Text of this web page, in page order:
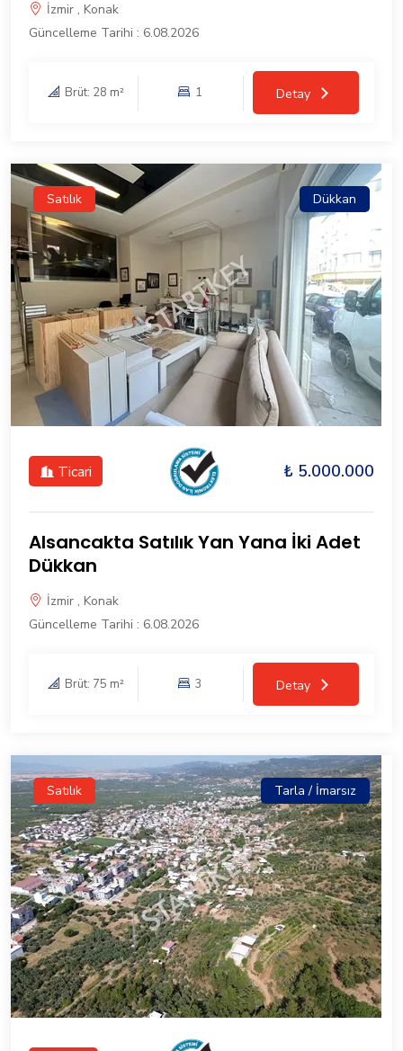
İzmir , Konak
Güncelleme Tarihi : 6.08.2026
Brüt: 28 m² 1 Detay
Satılık Dükkan
Ticari ₺ 5.000.000
Alsancakta Satılık Yan Yana İki Adet
Dükkan
İzmir , Konak
Güncelleme Tarihi : 6.08.2026
Brüt: 75 m² 3 Detay
Satılık Tarla / İmarsız